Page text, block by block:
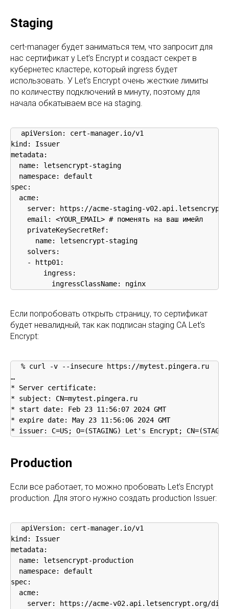
Staging
cert-manager будет заниматься тем, что запросит для
нас сертификат у Let’s Encrypt и создаст секрет в
кубернетес кластере, который ingress будет
использовать. У Let’s Encrypt очень жесткие лимиты
по количеству подключений в минуту, поэтому для
начала обкатываем все на staging.
apiVersion: cert-manager.io/v1
kind: Issuer
metadata:
  name: letsencrypt-staging
  namespace: default
spec:
  acme:
server: https://acme-staging-
    email: <YOUR_EMAIL> # поменять на ваш имейл
    privateKeySecretRef:
      name: letsencrypt-staging
    solvers:
    - http01:
        ingress:
          ingressClassName: nginx
Если попробовать открыть страницу, то сертификат
будет невалидный, так как подписан staging CA Let’s
Encrypt:
% curl -v --insecure https://mytest.pingera.ru
…
* Server certificate:
* subject: CN=mytest.pingera.ru
* start date: Feb 23 11:56:07 2024 GMT
* expire date: May 23 11:56:06 2024 GMT
* issuer: C=US; O=(STAGING) Let's Encrypt;
Production
Если все работает, то можно пробовать Let’s Encrypt
production. Для этого нужно создать production Issuer:
apiVersion: cert-manager.io/v1
kind: Issuer
metadata:
  name: letsencrypt-production
  namespace: default
spec:
  acme:
server: https://acme-v02.api.letsencrypt.org/